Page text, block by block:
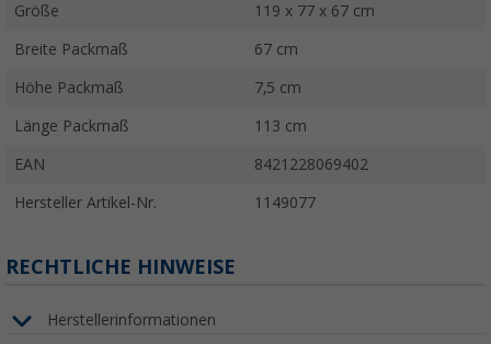
Größe 119 x 77 x 67 cm
Breite Packmaß 67 cm
Höhe Packmaß 7,5 cm
Länge Packmaß 113 cm
EAN 8421228069402
Hersteller Artikel-Nr. 1149077
RECHTLICHE HINWEISE
Herstellerinformationen